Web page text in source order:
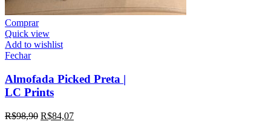
Comprar
Quick view
Add to wishlist
Fechar
Almofada Picked Preta |
LC Prints
R$98,90 R$84,07